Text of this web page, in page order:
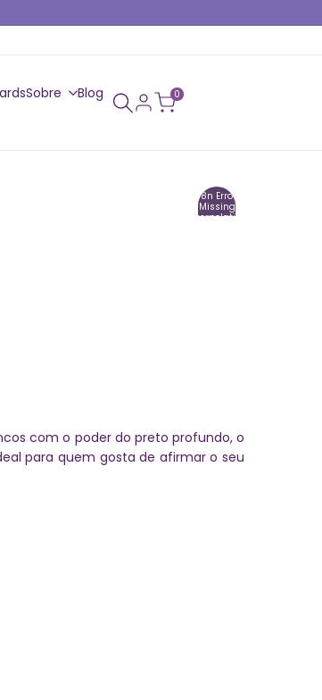
Sobre
Blog
0
I18n Error:
Missing
Interpolation
com o poder do preto profundo, o
para quem gosta de afirmar o seu